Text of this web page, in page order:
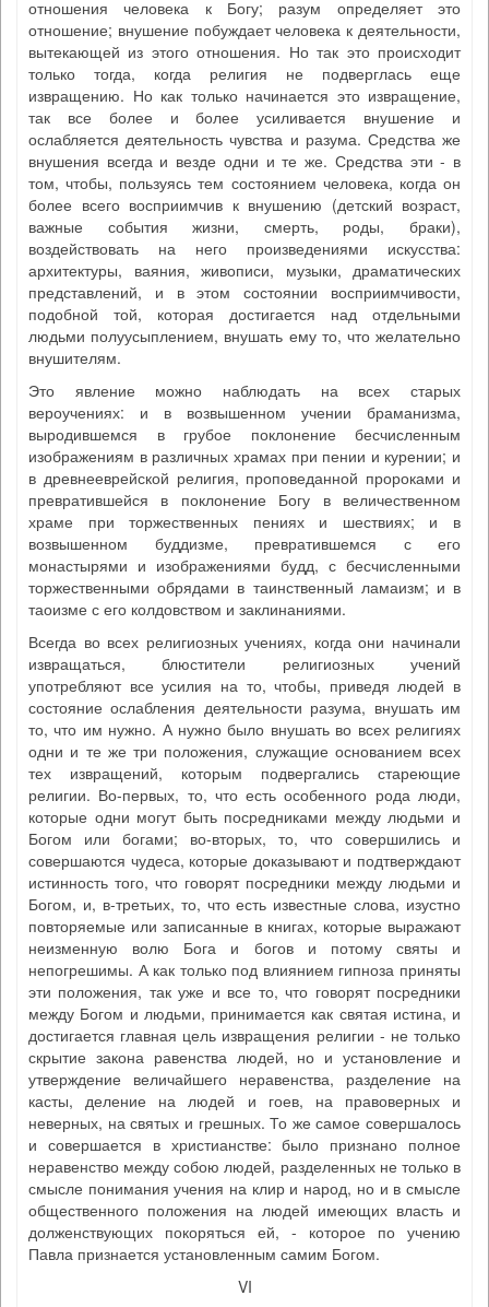
отношения человека к Богу; разум определяет это
отношение; внушение побуждает человека к деятельности,
вытекающей из этого отношения. Но так это происходит
только тогда, когда религия не подверглась еще
извращению. Но как только начинается это извращение,
так все более и более усиливается внушение и
ослабляется деятельность чувства и разума. Средства же
внушения всегда и везде одни и те же. Средства эти - в
том, чтобы, пользуясь тем состоянием человека, когда он
более всего восприимчив к внушению (детский возраст,
важные события жизни, смерть, роды, браки),
воздействовать на него произведениями искусства:
архитектуры, ваяния, живописи, музыки, драматических
представлений, и в этом состоянии восприимчивости,
подобной той, которая достигается над отдельными
людьми полуусыплением, внушать ему то, что желательно
внушителям.
Это явление можно наблюдать на всех старых
вероучениях: и в возвышенном учении браманизма,
выродившемся в грубое поклонение бесчисленным
изображениям в различных храмах при пении и курении; и
в древнееврейской религия, проповеданной пророками и
превратившейся в поклонение Богу в величественном
храме при торжественных пениях и шествиях; и в
возвышенном буддизме, превратившемся с его
монастырями и изображениями будд, с бесчисленными
торжественными обрядами в таинственный ламаизм; и в
таоизме с его колдовством и заклинаниями.
Всегда во всех религиозных учениях, когда они начинали
извращаться, блюстители религиозных учений
употребляют все усилия на то, чтобы, приведя людей в
состояние ослабления деятельности разума, внушать им
то, что им нужно. А нужно было внушать во всех религиях
одни и те же три положения, служащие основанием всех
тех извращений, которым подвергались стареющие
религии. Во-первых, то, что есть особенного рода люди,
которые одни могут быть посредниками между людьми и
Богом или богами; во-вторых, то, что совершились и
совершаются чудеса, которые доказывают и подтверждают
истинность того, что говорят посредники между людьми и
Богом, и, в-третьих, то, что есть известные слова, изустно
повторяемые или записанные в книгах, которые выражают
неизменную волю Бога и богов и потому святы и
непогрешимы. А как только под влиянием гипноза приняты
эти положения, так уже и все то, что говорят посредники
между Богом и людьми, принимается как святая истина, и
достигается главная цель извращения религии - не только
скрытие закона равенства людей, но и установление и
утверждение величайшего неравенства, разделение на
касты, деление на людей и гоев, на правоверных и
неверных, на святых и грешных. То же самое совершалось
и совершается в христианстве: было признано полное
неравенство между собою людей, разделенных не только в
смысле понимания учения на клир и народ, но и в смысле
общественного положения на людей имеющих власть и
долженствующих покоряться ей, - которое по учению
Павла признается установленным самим Богом.
VI